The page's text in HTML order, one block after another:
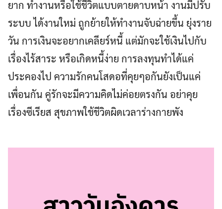
ยาก ทำงานหรือใช้ชีวิตแบบตายดาบหน้า งานมีปรับ
ระบบ ได้งานใหม่ ถูกย้ายให้ทำงานจับฉ่ายขึ้น ยุ่งราย
วัน การเงินจะอยากเคลียร์หนี้ แต่มักจะใช้เงินไปกับ
เรื่องไร้สาระ หรือเกิดหนี้ง่าย การลงทุนทำได้แค่
ประคองไป ความรักคนโสดอที่คุยๆอกันยังเป็นแค่
เพื่อนกัน คู่รักจะมีความคิดไม่ค่อยตรงกัน อย่าคุย
เรื่องซีเรียส สุขภาพใช้ชีวิตผิดเวลาร่างกายพัง